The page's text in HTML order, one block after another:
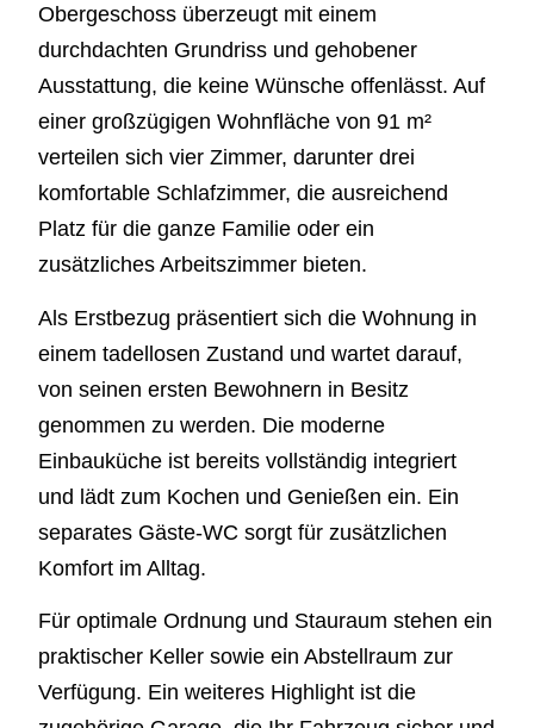
Obergeschoss überzeugt mit einem
durchdachten Grundriss und gehobener
Ausstattung, die keine Wünsche offenlässt. Auf
einer großzügigen Wohnfläche von 91 m²
verteilen sich vier Zimmer, darunter drei
komfortable Schlafzimmer, die ausreichend
Platz für die ganze Familie oder ein
zusätzliches Arbeitszimmer bieten.
Als Erstbezug präsentiert sich die Wohnung in
einem tadellosen Zustand und wartet darauf,
von seinen ersten Bewohnern in Besitz
genommen zu werden. Die moderne
Einbauküche ist bereits vollständig integriert
und lädt zum Kochen und Genießen ein. Ein
separates Gäste-WC sorgt für zusätzlichen
Komfort im Alltag.
Für optimale Ordnung und Stauraum stehen ein
praktischer Keller sowie ein Abstellraum zur
Verfügung. Ein weiteres Highlight ist die